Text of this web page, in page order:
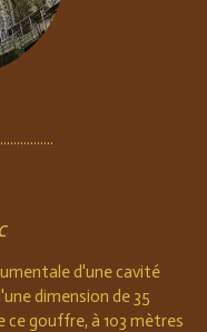
d'une cavité
dimension de 35
ce gouffre, à 103 mètres